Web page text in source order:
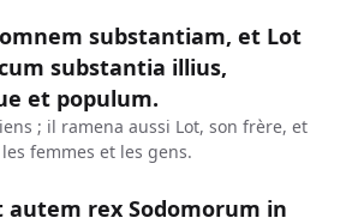
substantiam, et Lot
substantia illius,
et populum.
; il ramena aussi Lot, son frère, et
femmes et les gens.
autem rex Sodomorum in